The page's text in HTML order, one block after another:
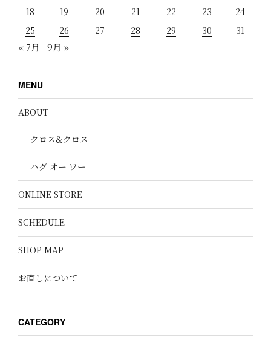
18
19 20 21 22 23
24
25
26 27 28 29 30 31
« 7月 9月 »
MENU
ABOUT
クロス&クロス
ハグ オー ワー
ONLINE STORE
SCHEDULE
SHOP MAP
お直しについて
CATEGORY